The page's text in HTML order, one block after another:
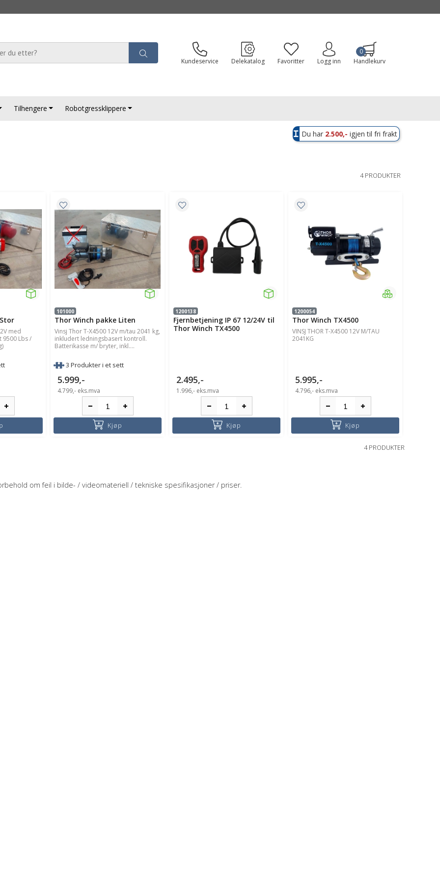
Kundeservice Delekatalog Favoritter Logg inn Handlekurv
0
Tilhengere Robotgressklippere
Du har 2.500,- igjen til fri frakt
4 PRODUKTER
med
9500 Lbs /
101000
Thor Winch pakke Liten
Vinsj Thor T-X4500 12V m/tau 2041 kg,
inkludert ledningsbasert kontroll.
Batterikasse m/ bryter, inkl....
3 Produkter i et sett
5.999,-
4.799,- eks.mva
Kjøp
1200138
Fjernbetjening IP 67 12/24V til
Thor Winch TX4500
2.495,-
1.996,- eks.mva
Kjøp
1200054
Thor Winch TX4500
VINSJ THOR T-X4500 12V M/TAU
2041KG
5.995,-
4.796,- eks.mva
Kjøp
4 PRODUKTER
om feil i bilde- / videomateriell / tekniske spesifikasjoner / priser.